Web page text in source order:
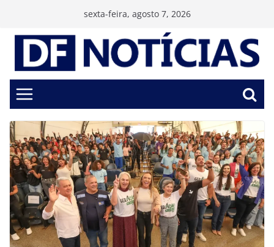
conteúdo
sexta-feira, agosto 7, 2026